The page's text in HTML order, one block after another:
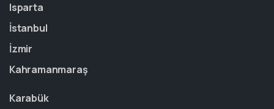
Isparta
İstanbul
İzmir
Kahramanmaraş
Karabük